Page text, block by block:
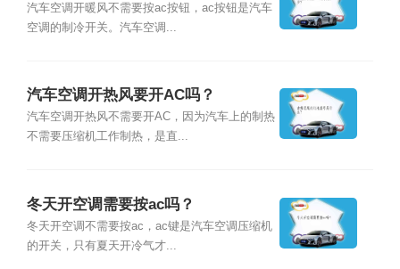
汽车空调开暖风不需要按ac按钮，ac按钮是汽车
空调的制冷开关。汽车空调...
汽车空调开热风要开AC吗？
汽车空调开热风不需要开AC，因为汽车上的制热
不需要压缩机工作制热，是直...
冬天开空调需要按ac吗？
冬天开空调不需要按ac，ac键是汽车空调压缩机
的开关，只有夏天开冷气才...